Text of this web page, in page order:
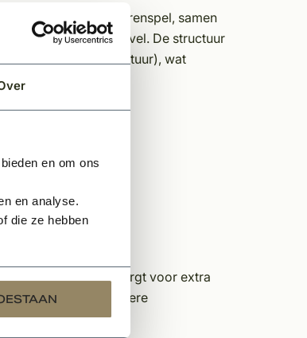
en om ons
en analyse.
die ze hebben
nuances. Dit kleurenspel, samen
warme en tijdloze gevel. De structuur
generfde structuur), wat
zitten, wat zorgt voor extra
sterk – bekijk meerdere